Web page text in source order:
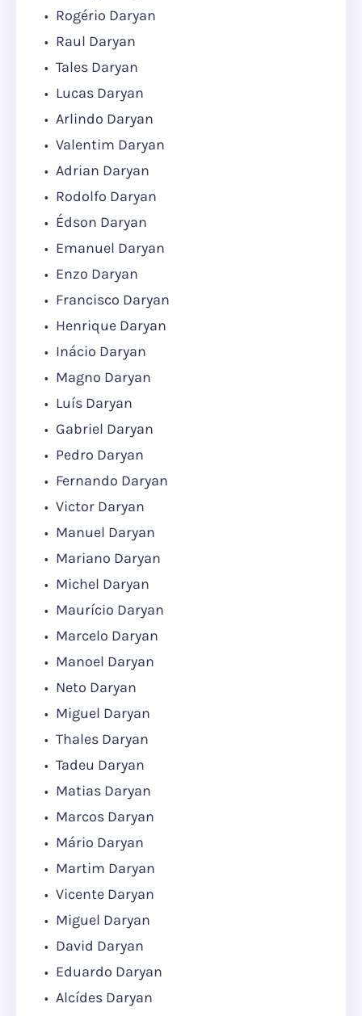
Rogério Daryan
Raul Daryan
Tales Daryan
Lucas Daryan
Arlindo Daryan
Valentim Daryan
Adrian Daryan
Rodolfo Daryan
Édson Daryan
Emanuel Daryan
Enzo Daryan
Francisco Daryan
Henrique Daryan
Inácio Daryan
Magno Daryan
Luís Daryan
Gabriel Daryan
Pedro Daryan
Fernando Daryan
Victor Daryan
Manuel Daryan
Mariano Daryan
Michel Daryan
Maurício Daryan
Marcelo Daryan
Manoel Daryan
Neto Daryan
Miguel Daryan
Thales Daryan
Tadeu Daryan
Matias Daryan
Marcos Daryan
Mário Daryan
Martim Daryan
Vicente Daryan
Miguel Daryan
David Daryan
Eduardo Daryan
Alcídes Daryan